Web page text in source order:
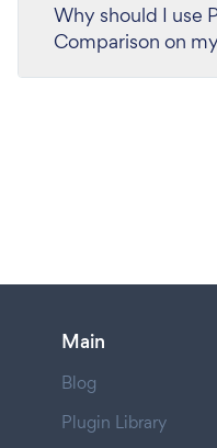
Why should I use
Comparison on
Main
Blog
Plugin Library